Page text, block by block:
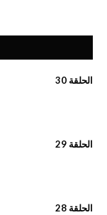
الحلقة 30
الحلقة 29
الحلقة 28